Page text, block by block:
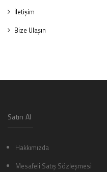
İletişim
Bize Ulaşın
Satın Al
Hakkımızda
Mesafeli̇ Satış Sözleşmesi̇